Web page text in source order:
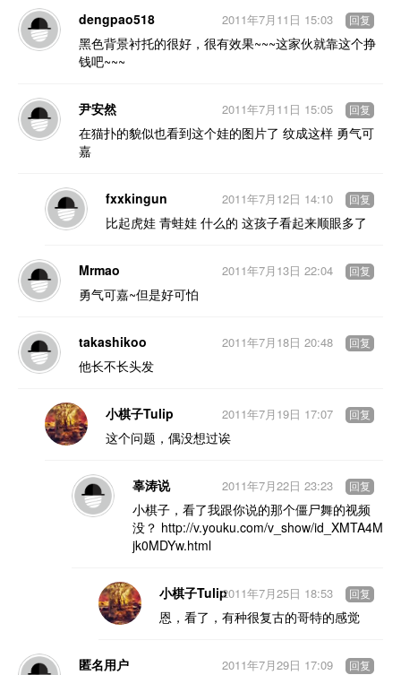
dengpao518
黑色背景衬托的很好，很有效果~~~这家伙就靠这个挣
钱吧~~~
2011年7月11日 15:03 回复
尹安然
在猫扑的貌似也看到这个娃的图片了 纹成这样 勇气可
嘉
2011年7月11日 15:05 回复
fxxkingun
比起虎娃 青蛙娃 什么的 这孩子看起来顺眼多了
2011年7月12日 14:10 回复
Mrmao
勇气可嘉~但是好可怕
2011年7月13日 22:04 回复
takashikoo
他长不长头发
2011年7月18日 20:48 回复
小棋子Tulip
这个问题，偶没想过诶
2011年7月19日 17:07 回复
辜涛说
小棋子，看了我跟你说的那个僵尸舞的视频
没？ http://v.youku.com/v_show/id_XMTA4M
jk0MDYw.html
2011年7月22日 23:23 回复
小棋子Tulip
恩，看了，有种很复古的哥特的感觉
2011年7月25日 18:53 回复
匿名用户
2011年7月29日 17:09 回复